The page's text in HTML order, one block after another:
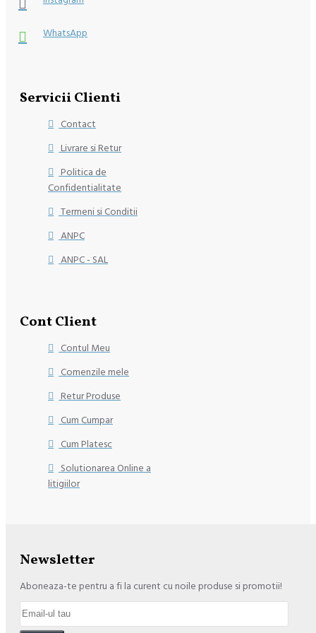
WhatsApp
Servicii Clienti
Contact
Livrare si Retur
Politica de
Confidentialitate
Termeni si Conditii
ANPC
ANPC - SAL
Cont Client
Contul Meu
Comenzile mele
Retur Produse
Cum Cumpar
Cum Platesc
Solutionarea Online a
litigiilor
Newsletter
Aboneaza-te pentru a fi la curent cu noile produse si promotii!